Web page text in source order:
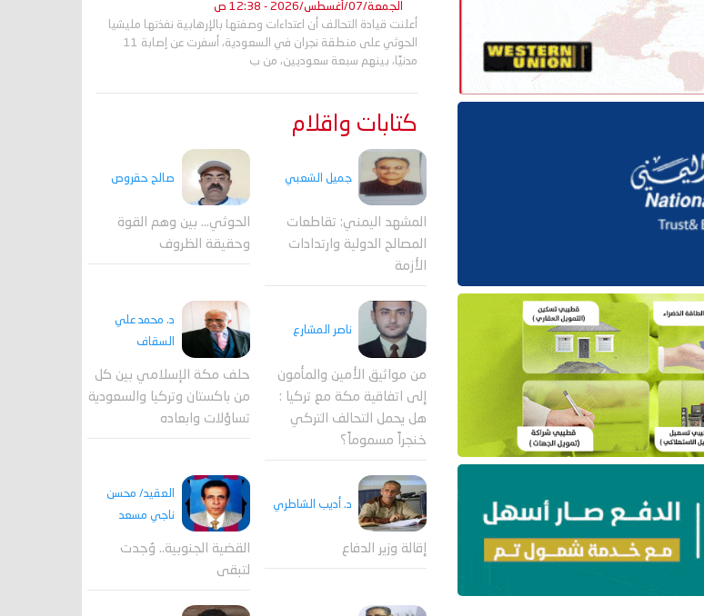
الجمعة/07/أغسطس/2026 - 12:38 ص
أعلنت قيادة التحالف أن اعتداءات وصفتها بالإرهابية نفذتها مليشيا
الحوثي على منطقة نجران في السعودية، أسفرت عن إصابة 11
مدنيًا، بينهم سبعة سعوديين، من ب
كتابات واقلام
جميل الشعبي
المشهد اليمني: تقاطعات
المصالح الدولية وارتدادات
الأزمة
صالح حقروص
الحوثي... بين وهم القوة
وحقيقة الظروف
ناصر المشارع
من مواثيق الأمين والمأمون
إلى اتفاقية مكة مع تركيا :
هل يحمل التحالف التركي
خنجراً مسموماً؟
د. محمد علي
السقاف
حلف مكة الإسلامي بين كل
من باكستان وتركيا والسعودية
تساؤلات وابعاده
د. أديب الشاطري
إقالة وزير الدفاع
العقيد/ محسن
ناجي مسعد
القضية الجنوبية.. وُجدت
لتبقى